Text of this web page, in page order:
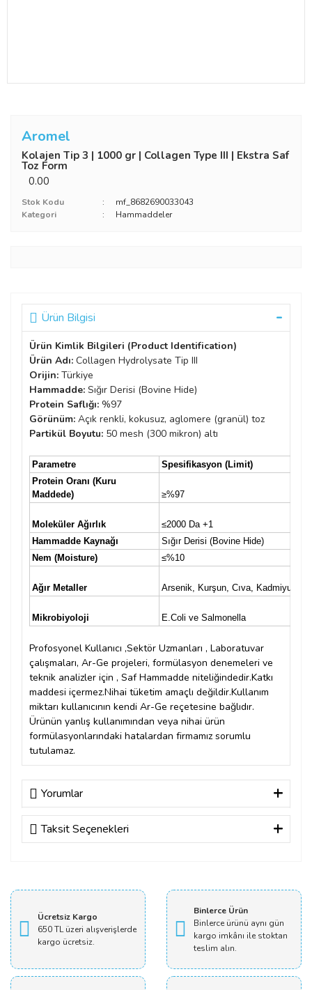
Aromel
Kolajen Tip 3 | 1000 gr | ‎Collagen Type III | Ekstra Saf
Toz Form
0.00
Stok Kodu
mf_8682690033043
Kategori
Hammaddeler
Ürün Bilgisi
Ürün Kimlik Bilgileri (Product Identification)
Ürün Adı: Collagen Hydrolysate Tip III
Orijin: Türkiye
Hammadde: Sığır Derisi (Bovine Hide)
Protein Saflığı: %97
Görünüm: Açık renkli, kokusuz, aglomere (granül) toz
Partikül Boyutu: 50 mesh (300 mikron) altı
Parametre Spesifikasyon (Limit)
Protein Oranı (Kuru
Maddede)
≥%97
Moleküler Ağırlık ≤2000 Da +1
Hammadde Kaynağı
Sığır Derisi (Bovine Hide)
Nem (Moisture)
≤%10
Ağır Metaller Arsenik, Kurşun, Cıva, Kadmiyum
Mikrobiyoloji E.Coli ve Salmonella
Profosyonel Kullanıcı ,Sektör Uzmanları , Laboratuvar
çalışmaları, Ar-Ge projeleri, formülasyon denemeleri ve
teknik analizler için , Saf Hammadde niteliğindedir.Katkı
maddesi içermez.Nihai tüketim amaçlı değildir.Kullanım
miktarı kullanıcının kendi Ar-Ge reçetesine bağlıdır.
Ürünün yanlış kullanımından veya nihai ürün
formülasyonlarındaki hatalardan firmamız sorumlu
tutulamaz.
Yorumlar
Bu ürüne ilk yorumu siz yapın!
Taksit Seçenekleri
Ücretsiz Kargo
650 TL üzeri alışverişlerde
kargo ücretsiz.
Binlerce Ürün
Binlerce ürünü aynı gün
kargo imkânı ile stoktan
teslim alın.